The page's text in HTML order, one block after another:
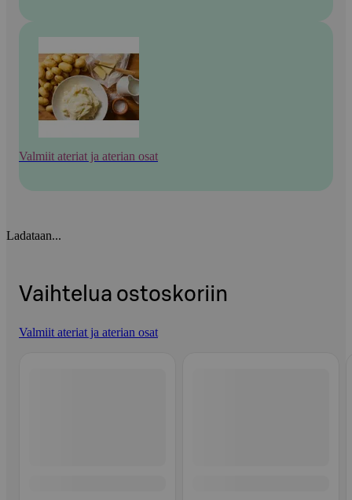
Valmiit ateriat ja aterian osat
Ladataan...
Vaihtelua ostoskoriin
Valmiit ateriat ja aterian osat